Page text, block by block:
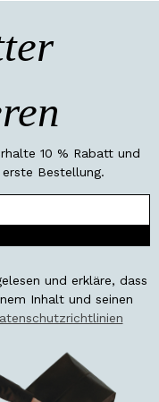
10 % Rabatt und
Bestellung.
und erkläre, dass
Inhalt und seinen